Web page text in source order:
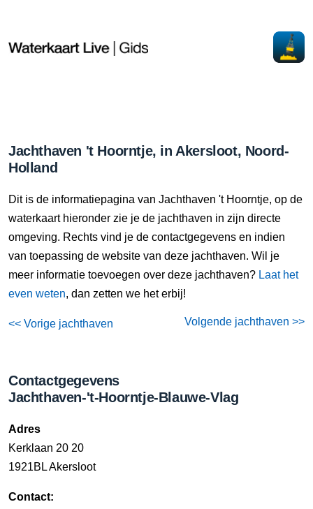
Jachthaven 't Hoorntje, in Akersloot, Noord-
Holland
Dit is de informatiepagina van Jachthaven 't Hoorntje, op de
waterkaart hieronder zie je de jachthaven in zijn directe
omgeving. Rechts vind je de contactgegevens en indien
van toepassing de website van deze jachthaven. Wil je
meer informatie toevoegen over deze jachthaven? Laat het
even weten, dan zetten we het erbij!
<< Vorige jachthaven Volgende jachthaven >>
Contactgegevens
Jachthaven-'t-Hoorntje-Blauwe-Vlag
Adres
Kerklaan 20 20
1921BL Akersloot
Contact: